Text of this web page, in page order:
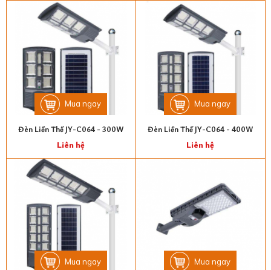
Mua ngay
Đèn Liền Thể JY-C064 - 300W
Liên hệ
Mua ngay
Đèn Liền Thể JY-C064 - 400W
Liên hệ
Mua ngay Mua ngay